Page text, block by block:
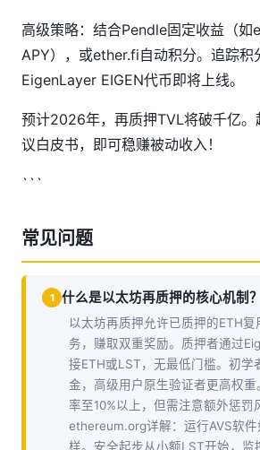
高级策略：结合Pendle固定收益（如
APY），或ether.fi自动积分。追踪积
EigenLayer EIGEN代币即将上线。
预计2026年，再质押TVL将破千亿。
议白皮书，即可稳赚被动收入！
```
常见问题
1 什么是以太坊再质押的核心机制？
以太坊再质押允许已质押的ETH复
务，赚取双重奖励。质押者通过
接ETH或LST，无最低门槛。初学
金，高级用户原生验证者更高权
率至10%以上，但需注意额外惩罚
ethereum.org详解：运行AVS软
样。安全起步从小额LST开始，监